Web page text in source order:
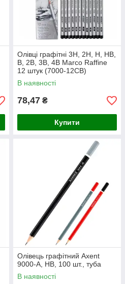
Олівці графітні 3H, 2H, H, HB,
B, 2B, 3B, 4B Marco Raffine
12 штук (7000-12CB)
В наявності
78,47 ₴
Купити
Олівець графітний Axent
9000-А, НВ, 100 шт., туба
В наявності